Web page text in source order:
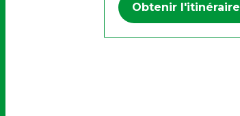
Obtenir l'itinéraire